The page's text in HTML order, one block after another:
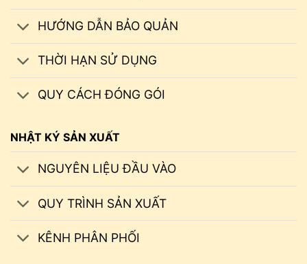
HƯỚNG DẪN BẢO QUẢN
THỜI HẠN SỬ DỤNG
QUY CÁCH ĐÓNG GÓI
NHẬT KÝ SẢN XUẤT
NGUYÊN LIỆU ĐẦU VÀO
QUY TRÌNH SẢN XUẤT
KÊNH PHÂN PHỐI